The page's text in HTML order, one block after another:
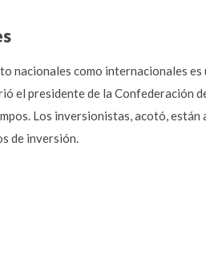
como internacionales es
el presidente de la Confederación
Los inversionistas, acotó,
de inversión.